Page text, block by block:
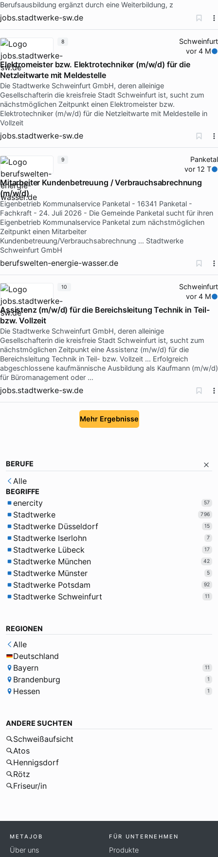
Berufsausbildung ergänzt durch eine Weiterbildung, z
jobs.stadtwerke-sw.de
Schweinfurt
vor 4 M
Elektromeister bzw. Elektrotechniker (m/w/d) für die
Netzleitwarte mit Meldestelle
Die Stadtwerke Schweinfurt GmbH, deren alleinige
Gesellschafterin die kreisfreie Stadt Schweinfurt ist, sucht zum
nächstmöglichen Zeitpunkt einen Elektromeister bzw.
Elektrotechniker (m/w/d) für die Netzleitwarte mit Meldestelle in
Vollzeit
jobs.stadtwerke-sw.de
8
Panketal
vor 12 T
Mitarbeiter Kundenbetreuung / Verbrauchsabrechnung
(m/w/d)
Eigenbetrieb Kommunalservice Panketal - 16341 Panketal -
Fachkraft - 24. Juli 2026 - Die Gemeinde Panketal sucht für ihren
Eigenbetrieb Kommunalservice Panketal zum nächstmöglichen
Zeitpunkt einen Mitarbeiter
Kundenbetreuung/Verbrauchsabrechnung … Stadtwerke
Schweinfurt GmbH
berufswelten-energie-wasser.de
9
Schweinfurt
vor 4 M
Assistenz (m/w/d) für die Bereichsleitung Technik in Teil-
bzw. Vollzeit
Die Stadtwerke Schweinfurt GmbH, deren alleinige
Gesellschafterin die kreisfreie Stadt Schweinfurt ist, sucht zum
nächstmöglichen Zeitpunkt eine Assistenz (m/w/d) für die
Bereichsleitung Technik in Teil- bzw. Vollzeit … Erfolgreich
abgeschlossene kaufmännische Ausbildung als Kaufmann (m/w/d)
für Büromanagement oder …
jobs.stadtwerke-sw.de
10
Mehr Ergebnisse
BERUFE
Alle
BEGRIFFE
enercity 57
Stadtwerke 796
Stadtwerke Düsseldorf 15
Stadtwerke Iserlohn 7
Stadtwerke Lübeck 17
Stadtwerke München 42
Stadtwerke Münster 5
Stadtwerke Potsdam 92
Stadtwerke Schweinfurt 11
REGIONEN
Alle
Deutschland
Bayern
11
Brandenburg 1
Hessen 1
ANDERE SUCHTEN
Schweißaufsicht
Atos
Hennigsdorf
Rötz
Friseur/in
METAJOB
Über uns
FÜR UNTERNEHMEN
Produkte